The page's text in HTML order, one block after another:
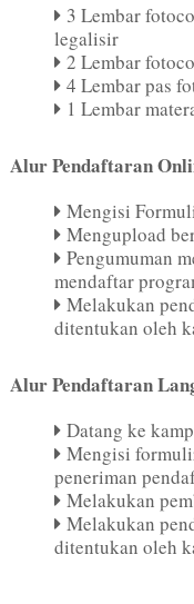
3 Lembar
legalisir
2 Lembar
4 Lembar pas
1 Lembar
Alur Pendaftaran
Mengisi
Mengupload
Pengumuman
mendaftar
Melakukan
ditentukan oleh
Alur Pendaftaran
Datang ke
Mengisi
peneriman
Melakukan
Melakukan
ditentukan oleh